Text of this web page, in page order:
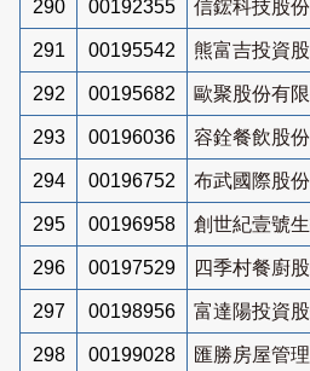
290 00192355 信鋐科技股
291 00195542 熊富吉投資
292 00195682 歐聚股份有
293 00196036 容銓餐飲股
294 00196752 布武國際股
295 00196958 創世紀壹號
296 00197529 四季村餐廚
297 00198956 富達陽投資
298 00199028 匯勝房屋管